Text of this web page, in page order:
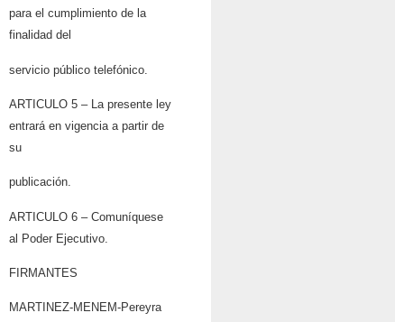
para el cumplimiento de la
finalidad del
servicio público telefónico.
ARTICULO 5 – La presente ley
entrará en vigencia a partir de
su
publicación.
ARTICULO 6 – Comuníquese
al Poder Ejecutivo.
FIRMANTES
MARTINEZ-MENEM-Pereyra